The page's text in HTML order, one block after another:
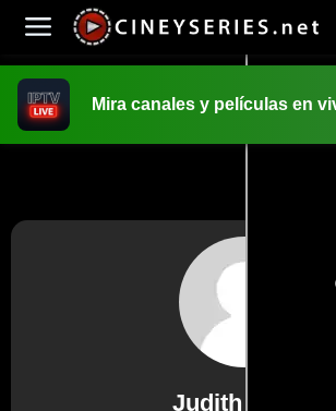
Mira canales y películas en
Judith Matah